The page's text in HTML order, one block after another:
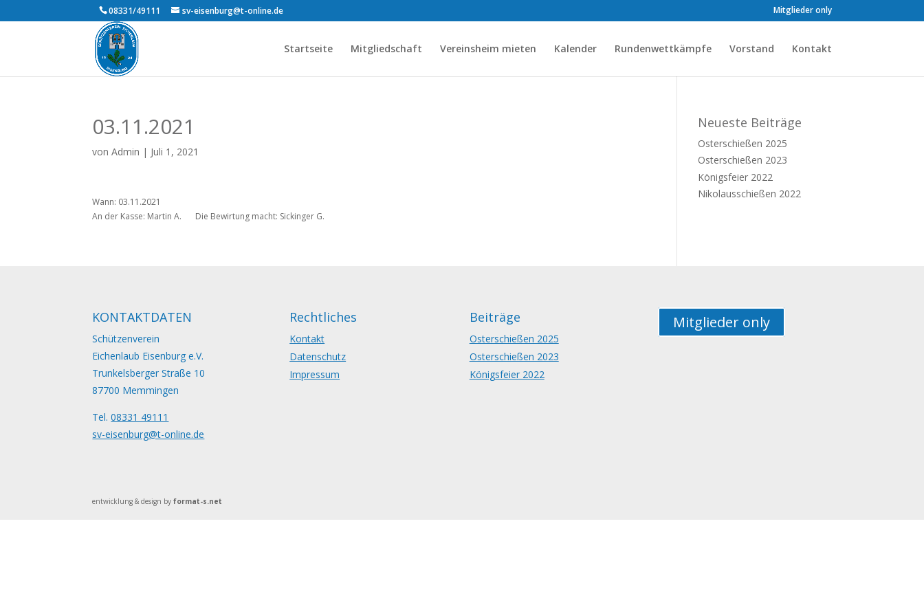
08331/49111 sv-eisenburg@t-online.de Mitglieder only
Startseite Mitgliedschaft Vereinsheim mieten Kalender Rundenwettkämpfe Vorstand Kontakt
03.11.2021
vonAdmin | Juli 1, 2021
Wann: 03.11.2021
An der Kasse: Martin A.
Die Bewirtung macht: Sickinger G.
Neueste Beiträge
Osterschießen 2025
Osterschießen 2023
Königsfeier 2022
Nikolausschießen 2022
KONTAKTDATEN
Schützenverein
Eichenlaub Eisenburg e.V.
Trunkelsberger Straße 10
87700 Memmingen
Tel.08331 49111
sv-eisenburg@t-online.de
Rechtliches
Kontakt
Datenschutz
Impressum
Beiträge
Osterschießen 2025
Osterschießen 2023
Königsfeier 2022
Mitglieder only
entwicklung & design byformat-s.net